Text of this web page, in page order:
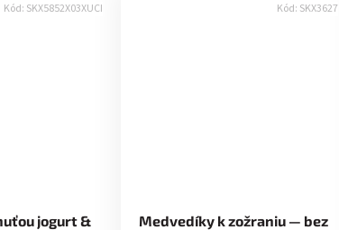
jogurt &
Kód: SKX5852X03XUCI
Medvedíky k zožraniu — bez
Kód: SKX3627